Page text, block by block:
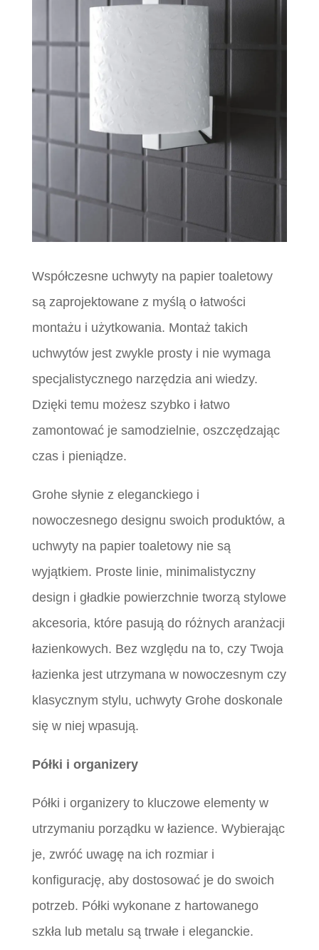
Współczesne uchwyty na papier toaletowy
są zaprojektowane z myślą o łatwości
montażu i użytkowania. Montaż takich
uchwytów jest zwykle prosty i nie wymaga
specjalistycznego narzędzia ani wiedzy.
Dzięki temu możesz szybko i łatwo
zamontować je samodzielnie, oszczędzając
czas i pieniądze.
Grohe słynie z eleganckiego i
nowoczesnego designu swoich produktów, a
uchwyty na papier toaletowy nie są
wyjątkiem. Proste linie, minimalistyczny
design i gładkie powierzchnie tworzą stylowe
akcesoria, które pasują do różnych aranżacji
łazienkowych. Bez względu na to, czy Twoja
łazienka jest utrzymana w nowoczesnym czy
klasycznym stylu, uchwyty Grohe doskonale
się w niej wpasują.
Półki i organizery
Półki i organizery to kluczowe elementy w
utrzymaniu porządku w łazience. Wybierając
je, zwróć uwagę na ich rozmiar i
konfigurację, aby dostosować je do swoich
potrzeb. Półki wykonane z hartowanego
szkła lub metalu są trwałe i eleganckie.